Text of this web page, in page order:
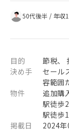
50代後半 / 年収
目的
節税、
決め手
セール
容範囲
物件
追加購
駅徒歩
駅徒歩
掲載日
2024